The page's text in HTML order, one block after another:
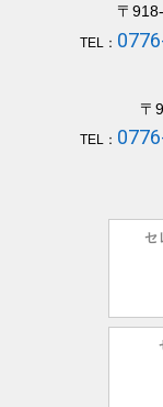
〒
TEL：
〒
TEL：
セ